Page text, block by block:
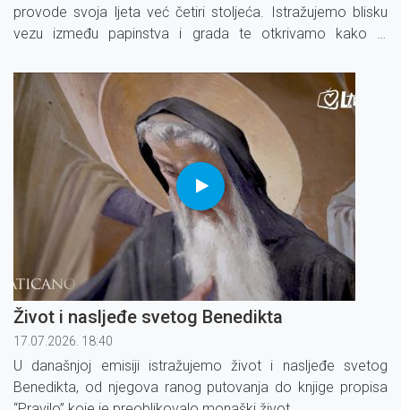
provode svoja ljeta već četiri stoljeća. Istražujemo blisku
vezu između papinstva i grada te otkrivamo kako je
tijekom Drugog svjetskog rata.
Život i nasljeđe svetog Benedikta
17.07.2026. 18:40
U današnjoj emisiji istražujemo život i nasljeđe svetog
Benedikta, od njegova ranog putovanja do knjige propisa